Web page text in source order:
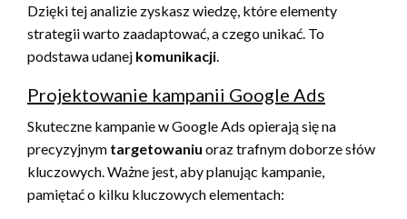
Dzięki tej analizie zyskasz wiedzę, które elementy
strategii warto zaadaptować, a czego unikać. To
podstawa udanej komunikacji.
Projektowanie kampanii Google Ads
Skuteczne kampanie w Google Ads opierają się na
precyzyjnym targetowaniu oraz trafnym doborze słów
kluczowych. Ważne jest, aby planując kampanie,
pamiętać o kilku kluczowych elementach: